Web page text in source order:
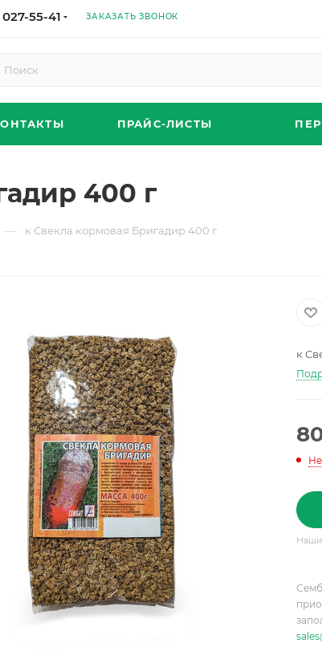
55-41 ЗАКАЗАТЬ ЗВОНОК
ПРАЙС-ЛИСТЫ
400 г
— к Свекла кормовая Бригадир 400 г
к
Наши